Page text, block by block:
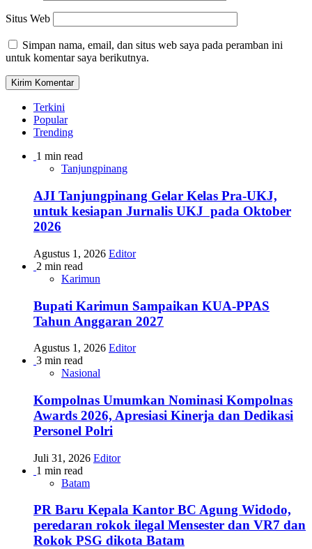
Situs Web
Simpan nama, email, dan situs web saya pada peramban ini
untuk komentar saya berikutnya.
Terkini
Popular
Trending
1 min read
Tanjungpinang
AJI Tanjungpinang Gelar Kelas Pra-UKJ,
untuk kesiapan Jurnalis UKJ pada Oktober
2026
Agustus 1, 2026 Editor
2 min read
Karimun
Bupati Karimun Sampaikan KUA-PPAS
Tahun Anggaran 2027
Agustus 1, 2026 Editor
3 min read
Nasional
Kompolnas Umumkan Nominasi Kompolnas
Awards 2026, Apresiasi Kinerja dan Dedikasi
Personel Polri
Juli 31, 2026 Editor
1 min read
Batam
PR Baru Kepala Kantor BC Agung Widodo,
peredaran rokok ilegal Mensester dan VR7 dan
Rokok PSG dikota Batam